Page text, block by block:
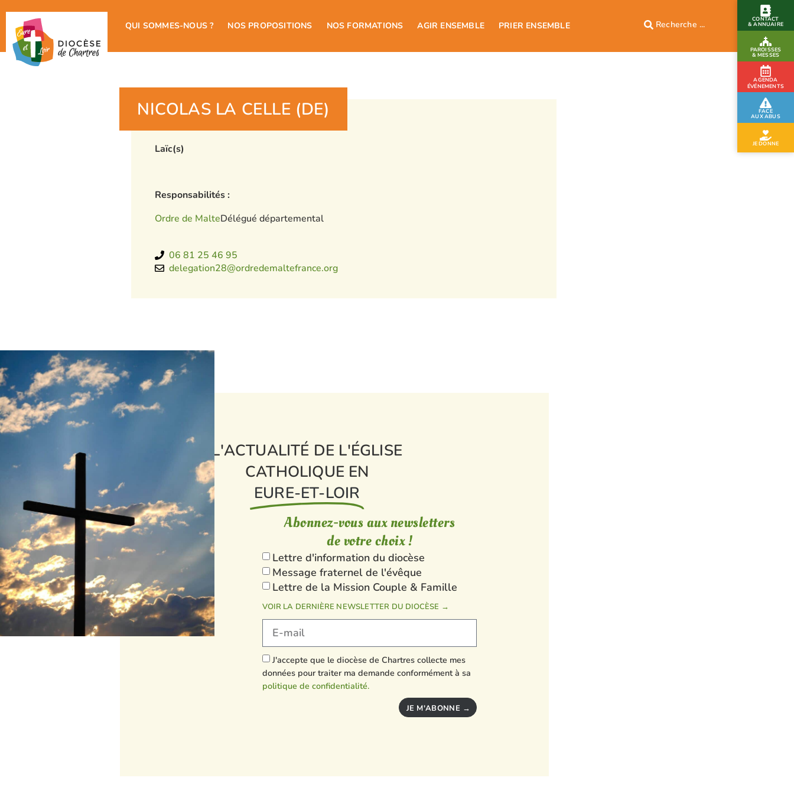
CONTACT
& ANNUAIRE
PAROISSES
& MESSES
AGENDA
ÉVÉNEMENTS
FACE
AUX ABUS
JE DONNE
QUI SOMMES-NOUS ? NOS PROPOSITIONS NOS FORMATIONS AGIR ENSEMBLE PRIER ENSEMBLE
NICOLAS LA CELLE (DE)
Laïc(s)
Responsabilités :
Ordre de MalteDélégué départemental
06 81 25 46 95
delegation28@ordredemaltefrance.org
L'ACTUALITÉ DE L'ÉGLISE
CATHOLIQUE EN
EURE-ET-LOIR
Abonnez-vous aux newsletters
de votre choix !
Lettre d'information du diocèse
Message fraternel de l'évêque
Lettre de la Mission Couple & Famille
VOIR LA DERNIÈRE NEWSLETTER DU DIOCÈSE →
J'accepte que le diocèse de Chartres collecte mes
données pour traiter ma demande conformément à sa
politique de confidentialité.
JE M'ABONNE →